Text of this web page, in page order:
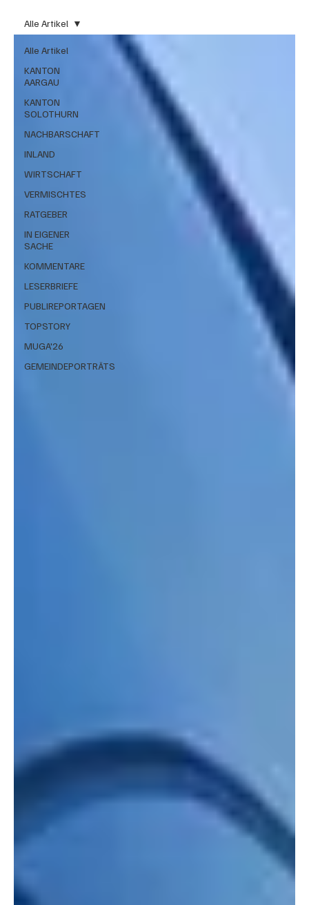
Alle Artikel
KANTON
AARGAU
KANTON
SOLOTHURN
NACHBARSCHAFT
INLAND
WIRTSCHAFT
VERMISCHTES
RATGEBER
IN EIGENER
SACHE
KOMMENTARE
LESERBRIEFE
PUBLIREPORTAGEN
TOPSTORY
MUGA'26
GEMEINDEPORTRÄTS
Alle Artikel